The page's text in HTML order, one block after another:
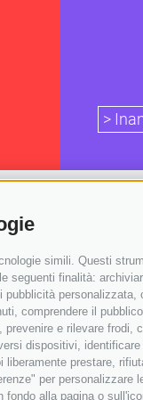
simili. Questi
seguenti finalità:
comprendere il
e rilevare
dispositivi,
prestare,
per
alla pagina o
>